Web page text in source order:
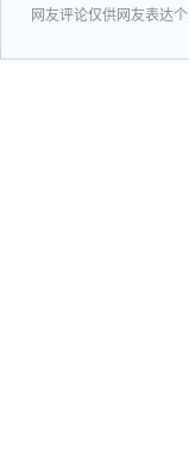
网友评论仅供网友表达